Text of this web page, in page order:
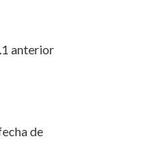
anterior
de